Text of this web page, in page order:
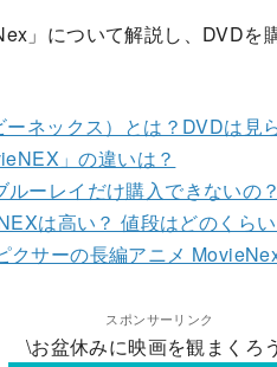
」について解説し、DVDを
ネックス）とは？DVDは見
」の違いは？
ルーレイだけ購入できないの？
は高い？ 値段はどのくらい
クサーの長編アニメ
スポンサーリンク
\お盆休みに映画を観まくろ